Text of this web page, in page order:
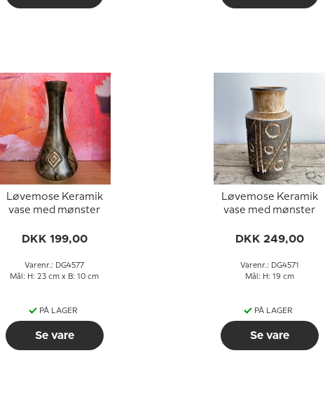
Løvemose Keramik
vase med mønster
DKK 199,00
Varenr.: DG4577
Mål: H: 23 cm x B: 10 cm
PÅ LAGER
Se vare
Løvemose Keramik
vase med mønster
DKK 249,00
Varenr.: DG4571
Mål: H: 19 cm
PÅ LAGER
Se vare